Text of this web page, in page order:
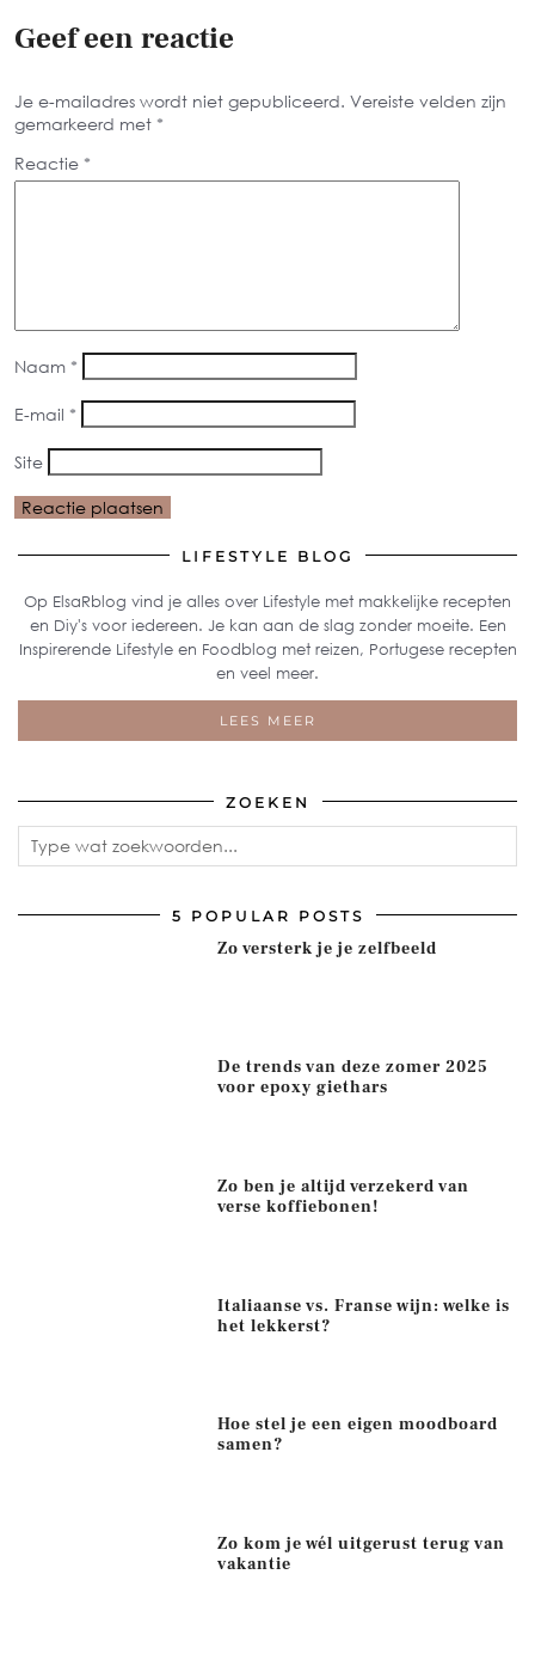
Geef een reactie
Je e-mailadres wordt niet gepubliceerd. Vereiste velden zijn
gemarkeerd met *
Reactie *
Naam *
E-mail *
Site
LIFESTYLE BLOG
Op ElsaRblog vind je alles over Lifestyle met makkelijke recepten
en Diy's voor iedereen. Je kan aan de slag zonder moeite. Een
Inspirerende Lifestyle en Foodblog met reizen, Portugese recepten
en veel meer.
LEES MEER
ZOEKEN
5 POPULAR POSTS
Zo versterk je je zelfbeeld
De trends van deze zomer 2025
voor epoxy giethars
Zo ben je altijd verzekerd van
verse koffiebonen!
Italiaanse vs. Franse wijn: welke is
het lekkerst?
Hoe stel je een eigen moodboard
samen?
Zo kom je wél uitgerust terug van
vakantie